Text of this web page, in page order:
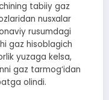
tabiiy gaz
nusxalar
rusumdagi
gaz hisoblagich
yuzaga kelsa,
gaz tarmog‘idan
olindi.